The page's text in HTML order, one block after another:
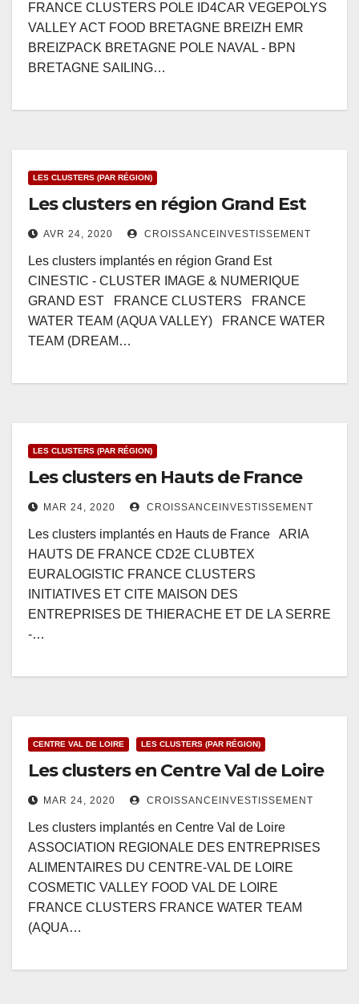
FRANCE CLUSTERS POLE ID4CAR VEGEPOLYS
VALLEY ACT FOOD BRETAGNE BREIZH EMR
BREIZPACK BRETAGNE POLE NAVAL - BPN
BRETAGNE SAILING…
LES CLUSTERS (PAR RÉGION)
Les clusters en région Grand Est
AVR 24, 2020 CROISSANCEINVESTISSEMENT
Les clusters implantés en région Grand Est
CINESTIC - CLUSTER IMAGE & NUMERIQUE
GRAND EST FRANCE CLUSTERS FRANCE
WATER TEAM (AQUA VALLEY) FRANCE WATER
TEAM (DREAM…
LES CLUSTERS (PAR RÉGION)
Les clusters en Hauts de France
MAR 24, 2020 CROISSANCEINVESTISSEMENT
Les clusters implantés en Hauts de France ARIA
HAUTS DE FRANCE CD2E CLUBTEX
EURALOGISTIC FRANCE CLUSTERS
INITIATIVES ET CITE MAISON DES
ENTREPRISES DE THIERACHE ET DE LA SERRE
-…
CENTRE VAL DE LOIRE LES CLUSTERS (PAR RÉGION)
Les clusters en Centre Val de Loire
MAR 24, 2020 CROISSANCEINVESTISSEMENT
Les clusters implantés en Centre Val de Loire
ASSOCIATION REGIONALE DES ENTREPRISES
ALIMENTAIRES DU CENTRE-VAL DE LOIRE
COSMETIC VALLEY FOOD VAL DE LOIRE
FRANCE CLUSTERS FRANCE WATER TEAM
(AQUA…